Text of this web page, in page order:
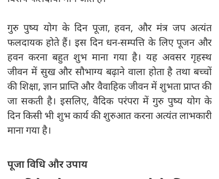
गुरु पुष्य योग के दिन पूजा, हवन, और मंत्र जप अत्यंत
फलदायक होते हैं। इस दिन धन-सम्पत्ति के लिए पूजन और
हवन करना बहुत शुभ माना गया है। यह अवसर गृहस्थ
जीवन में सुख और सौभाग्य बढ़ाने वाला होता है तथा बच्चों
की शिक्षा, ज्ञान प्राप्ति और वैवाहिक जीवन में शुभता प्राप्त की
जा सकती है। इसलिए, वैदिक परंपरा में गुरु पुष्य योग के
दिन किसी भी शुभ कार्य की शुरुआत करना अत्यंत लाभकारी
माना गया है।
पूजा विधि और उपाय